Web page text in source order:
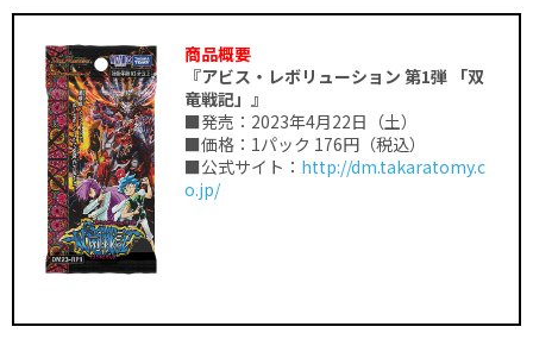
商品概要
『アビス・レボリューション 第1弾 「双
竜戦記」』
■発売：2023年4月22日（土）
■価格：1パック 176円（税込）
■公式サイト： http://dm.takaratomy.c
o.jp/